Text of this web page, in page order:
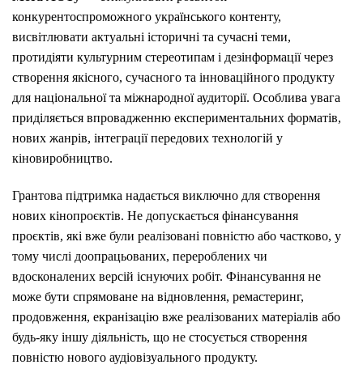
конкурентоспроможного українського контенту,
висвітлювати актуальні історичні та сучасні теми,
протидіяти культурним стереотипам і дезінформації через
створення якісного, сучасного та інноваційного продукту
для національної та міжнародної аудиторії. Особлива увага
приділяється впровадженню експериментальних форматів,
нових жанрів, інтеграції передових технологій у
кіновиробництво.
Грантова підтримка надається виключно для створення
нових кінопроєктів. Не допускається фінансування
проєктів, які вже були реалізовані повністю або частково, у
тому числі доопрацьованих, перероблених чи
вдосконалених версій існуючих робіт. Фінансування не
може бути спрямоване на відновлення, ремастеринг,
продовження, екранізацію вже реалізованих матеріалів або
будь-яку іншу діяльність, що не стосується створення
повністю нового аудіовізуального продукту.